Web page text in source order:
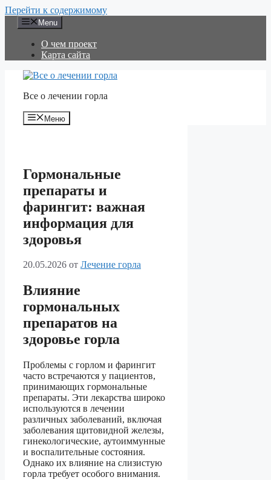
Перейти к содержимому
Menu
О чем проект
Карта сайта
Все о лечении горла
Меню
Гормональные
препараты и
фарингит: важная
информация для
здоровья
20.05.2026 от Лечение горла
Влияние
гормональных
препаратов на
здоровье горла
Проблемы с горлом и фарингит
часто встречаются у пациентов,
принимающих гормональные
препараты. Эти лекарства широко
используются в лечении
различных заболеваний, включая
заболевания щитовидной железы,
гинекологические, аутоиммунные
и воспалительные состояния.
Однако их влияние на слизистую
горла требует особого внимания.